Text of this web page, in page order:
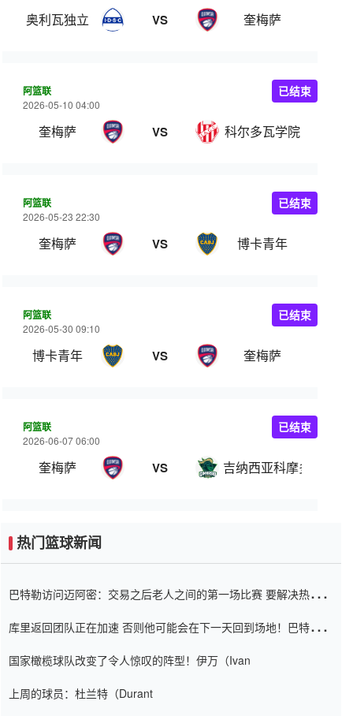
奥利瓦独立 VS 奎梅萨
阿篮联
2026-05-10 04:00
奎梅萨 VS 科尔多瓦学院
已结束
阿篮联
2026-05-23 22:30
奎梅萨 VS 博卡青年
已结束
阿篮联
2026-05-30 09:10
博卡青年 VS 奎梅萨
已结束
阿篮联
2026-06-07 06:00
奎梅萨 VS 吉纳西亚科摩多罗
已结束
热门篮球新闻
巴特勒访问迈阿密：交易之后老人之间的第一场比赛 要解决热情的
库里返回团队正在加速 否则他可能会在下一天回到场地！巴特勒迈
国家橄榄球队改变了令人惊叹的阵型！伊万（Ivan
上周的球员：杜兰特（Durant